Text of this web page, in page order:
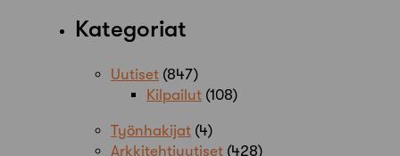
Kategoriat
Uutiset (847)
Kilpailut (108)
Työnhakijat (4)
Arkkitehtiuutiset (428)